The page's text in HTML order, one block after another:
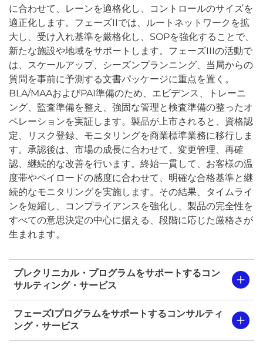
に合わせて、レーンを適格化し、コントロールのサイズを
適正化します。フェーズIIでは、ルートネットワークを拡
大し、受け入れ基準を厳格化し、SOPを強化することで、
新たな施設や地域をサポートします。フェーズIIIの活動で
は、スケールアップ、シーズンプランニング、当局からの
質問を事前に予測する文書パッケージに重点を置く。
BLA/MAAおよびPAI準備のため、エビデンス、トレーニ
ング、監査準備を整え、強固な管理と検査準備の整ったオ
ペレーションを実証します。製品が上市されると、資格認
定、リスク登録、モニタリングを商業標準業務に移行しま
す。承認後は、市場の成長に合わせて、変更管理、再確
認、継続的な改善を行います。終始一貫して、お客様の温
度帯やペイロードの感度に合わせて、明確な合格基準と継
続的なモニタリングを実施します。その結果、タイムライ
ンを短縮し、コンプライアンスを強化し、製品の完全性を
すべての意思決定の中心に据える、段階に応じた厳格さが
生まれます。
プレクリニカル・プログラムをサポートするコン
サルティング・サービス
フェーズIプログラムをサポートするコンサルティ
ング・サービス